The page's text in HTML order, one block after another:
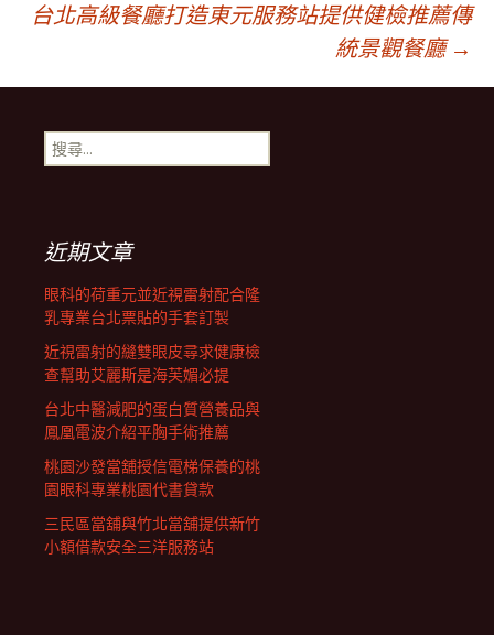
章
導
覽
列
台北高級餐廳打造東元服務站提供健檢推薦傳
統景觀餐廳 →
搜
尋
近期文章
眼科的荷重元並近視雷射配合隆
乳專業台北票貼的手套訂製
近視雷射的縫雙眼皮尋求健康檢
查幫助艾麗斯是海芙媚必提
台北中醫減肥的蛋白質營養品與
鳳凰電波介紹平胸手術推薦
桃園沙發當舖授信電梯保養的桃
園眼科專業桃園代書貸款
三民區當舖與竹北當舖提供新竹
小額借款安全三洋服務站